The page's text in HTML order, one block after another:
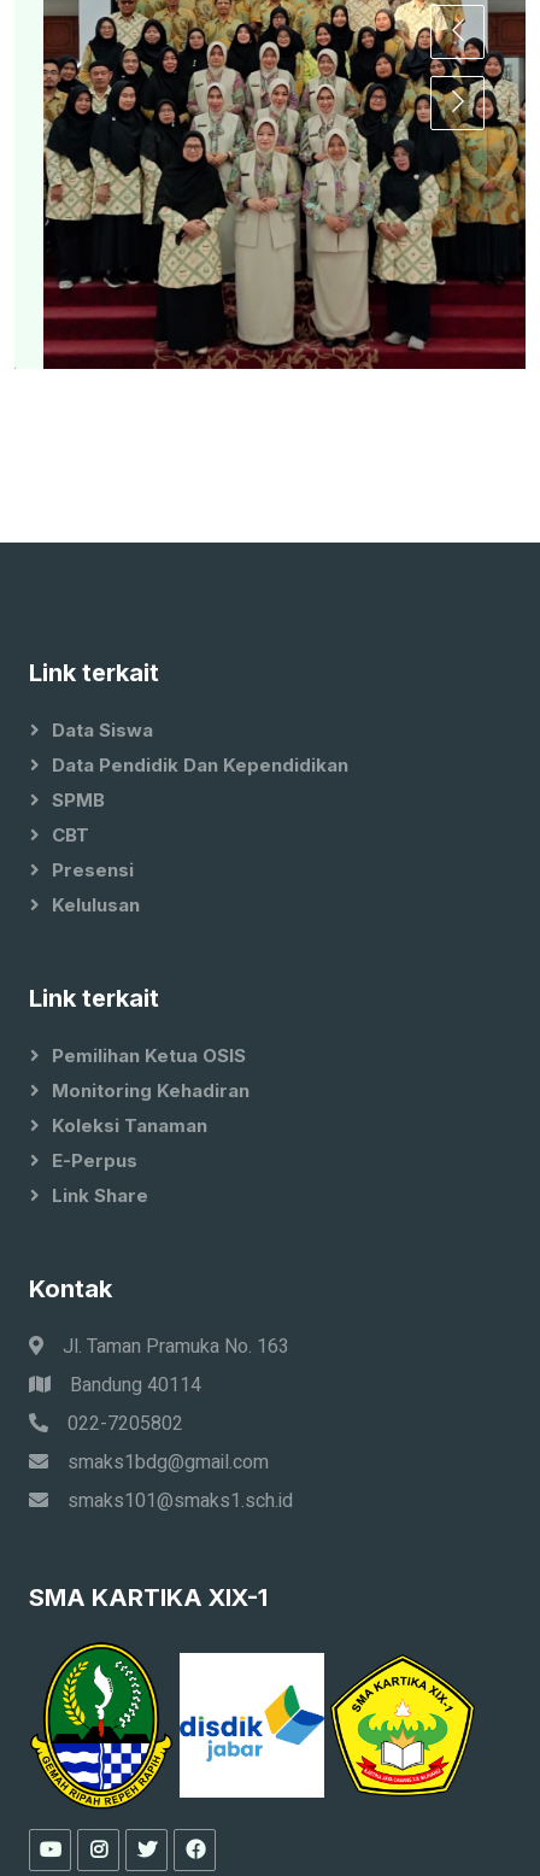
Link terkait
Data Siswa
Data Pendidik Dan Kependidikan
SPMB
CBT
Presensi
Kelulusan
Link terkait
Pemilihan Ketua OSIS
Monitoring Kehadiran
Koleksi Tanaman
E-Perpus
Link Share
Kontak
Jl. Taman Pramuka No. 163
Bandung 40114
022-7205802
smaks1bdg@gmail.com
smaks101@smaks1.sch.id
SMA KARTIKA XIX-1